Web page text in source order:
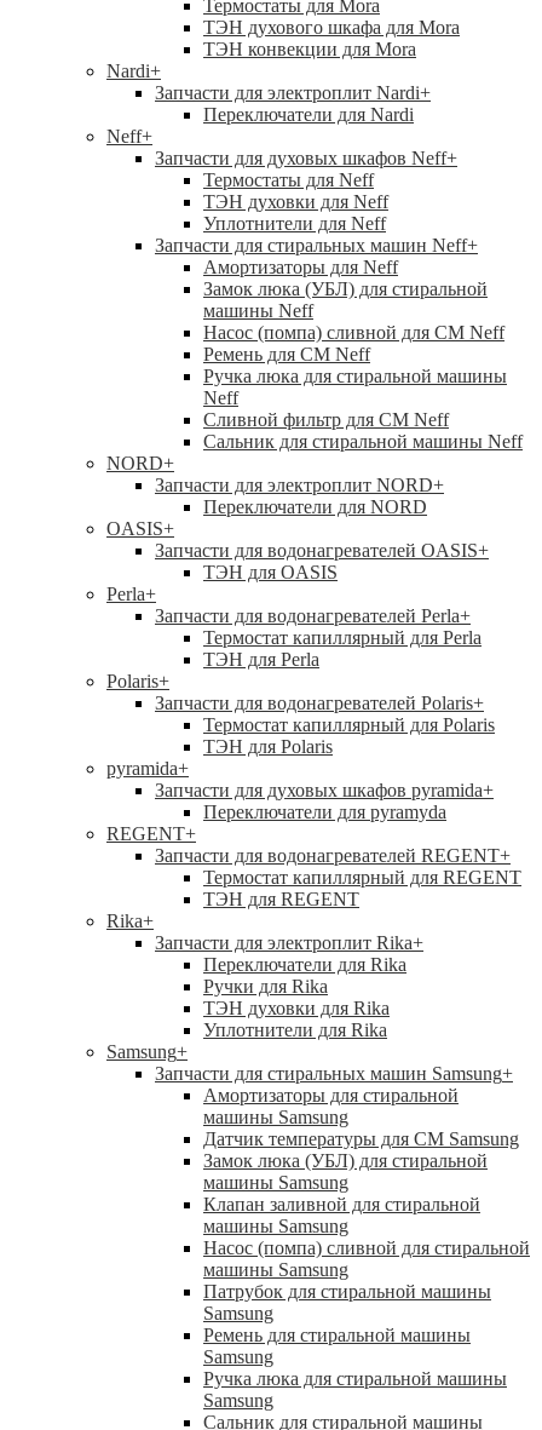
Термостаты для Mora
ТЭН духового шкафа для Mora
ТЭН конвекции для Mora
Nardi+
Запчасти для электроплит Nardi+
Переключатели для Nardi
Neff+
Запчасти для духовых шкафов Neff+
Термостаты для Neff
ТЭН духовки для Neff
Уплотнители для Neff
Запчасти для стиральных машин Neff+
Амортизаторы для Neff
Замок люка (УБЛ) для стиральной
машины Neff
Насос (помпа) сливной для СМ Neff
Ремень для СМ Neff
Ручка люка для стиральной машины
Neff
Сливной фильтр для СМ Neff
Сальник для стиральной машины Neff
NORD+
Запчасти для электроплит NORD+
Переключатели для NORD
OASIS+
Запчасти для водонагревателей OASIS+
ТЭН для OASIS
Perla+
Запчасти для водонагревателей Perla+
Термостат капиллярный для Perla
ТЭН для Perla
Polaris+
Запчасти для водонагревателей Polaris+
Термостат капиллярный для Polaris
ТЭН для Polaris
pyramida+
Запчасти для духовых шкафов pyramida+
Переключатели для pyramyda
REGENT+
Запчасти для водонагревателей REGENT+
Термостат капиллярный для REGENT
ТЭН для REGENT
Rika+
Запчасти для электроплит Rika+
Переключатели для Rika
Ручки для Rika
ТЭН духовки для Rika
Уплотнители для Rika
Samsung+
Запчасти для стиральных машин Samsung+
Амортизаторы для стиральной
машины Samsung
Датчик температуры для СМ Samsung
Замок люка (УБЛ) для стиральной
машины Samsung
Клапан заливной для стиральной
машины Samsung
Насос (помпа) сливной для стиральной
машины Samsung
Патрубок для стиральной машины
Samsung
Ремень для стиральной машины
Samsung
Ручка люка для стиральной машины
Samsung
Сальник для стиральной машины